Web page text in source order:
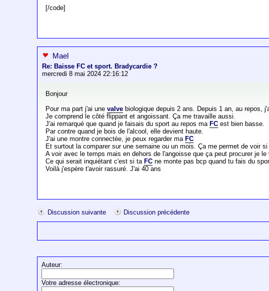
[/code]
Mael
Re: Baisse FC et sport. Bradycardie ?
mercredi 8 mai 2024 22:16:12
Bonjour
Pour ma part j'ai unevalve biologique depuis 2 ans. Depuis 1 an, au repos,
Je comprend le côté flippant et angoissant. Ça me travaille aussi.
J'ai remarqué que quand je faisais du sport au repos ma FC est bien basse.
Par contre quand je bois de l'alcool, elle devient haute.
J'ai une montre connectée, je peux regarder ma FC
Et surtout la comparer sur une semaine ou un mois. Ça me permet de voir
A voir avec le temps mais en dehors de l'angoisse que ça peut procurer je
Ce qui serait inquiétant c'est si ta FC ne monte pas bcp quand tu fais du
Voilà j'espère t'avoir rassuré. J'ai 40 ans
Discussion suivante Discussion précédente
Auteur:
Votre adresse électronique: